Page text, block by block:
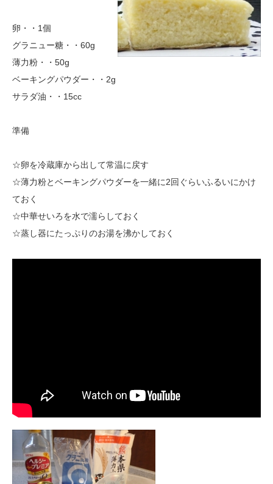
卵・・1個
グラニュー糖・・60g
薄力粉・・50g
ベーキングパウダー・・2g
サラダ油・・15cc
準備
☆卵を冷蔵庫から出して常温に戻す
☆薄力粉とベーキングパウダーを一緒に2回ぐらいふるいにかけ
ておく
☆中華せいろを水で濡らしておく
☆蒸し器にたっぷりのお湯を沸かしておく